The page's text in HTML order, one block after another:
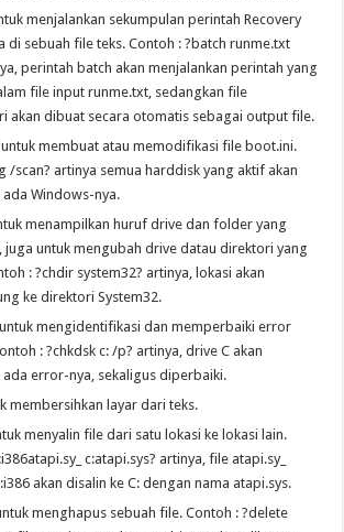
menjalankan sekumpulan perintah Recovery
di sebuah file teks. Contoh : ?batch runme.txt
perintah batch akan menjalankan perintah yang
file input runme.txt, sedangkan file
akan dibuat secara otomatis sebagai output file.
membuat atau memodifikasi file boot.ini.
/scan? artinya semua harddisk yang aktif akan
Windows-nya.
menampilkan huruf drive dan folder yang
juga untuk mengubah drive datau direktori yang
: ?chdir system32? artinya, lokasi akan
ke direktori System32.
mengidentifikasi dan memperbaiki error
: ?chkdsk c: /p? artinya, drive C akan
error-nya, sekaligus diperbaiki.
membersihkan layar dari teks.
menyalin file dari satu lokasi ke lokasi lain.
c:atapi.sys? artinya, file atapi.sy_
akan disalin ke C: dengan nama atapi.sys.
menghapus sebuah file. Contoh : ?delete